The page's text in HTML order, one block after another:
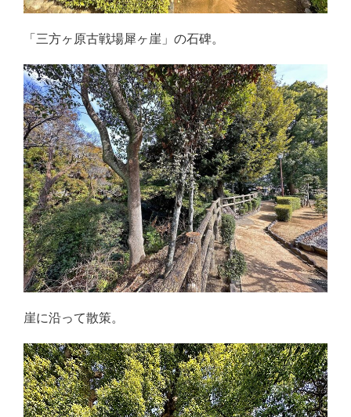
「三方ヶ原古戦場犀ヶ崖」の石碑。
崖に沿って散策。